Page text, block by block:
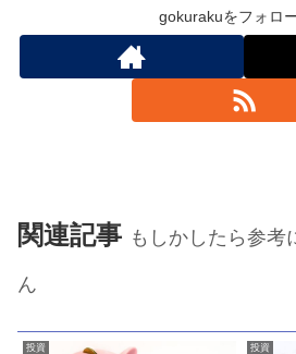
gokurakuをフォロ
関連記事 もしかしたら参考
ん
投資 投資